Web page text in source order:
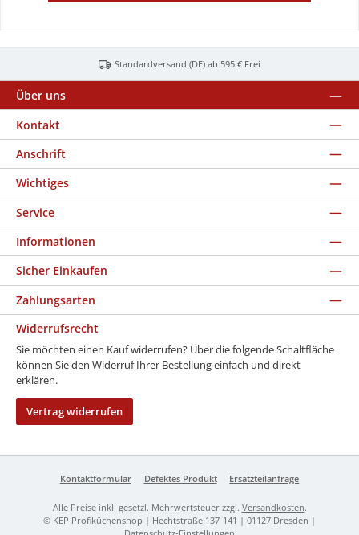
Standardversand (DE) ab 595 € Frei
Über uns
Kontakt
Anschrift
Wichtiges
Service
Informationen
Sicher Einkaufen
Zahlungsarten
Widerrufsrecht
Sie möchten einen Kauf widerrufen? Über die folgende Schaltfläche
können Sie den Widerruf Ihrer Bestellung einfach und direkt
erklären.
Vertrag widerrufen
Kontaktformular Defektes Produkt Ersatzteilanfrage
Alle Preise inkl. gesetzl. Mehrwertsteuer zzgl. Versandkosten.
© KEP Profiküchenshop | Hechtstraße 137-141 | 01127 Dresden |